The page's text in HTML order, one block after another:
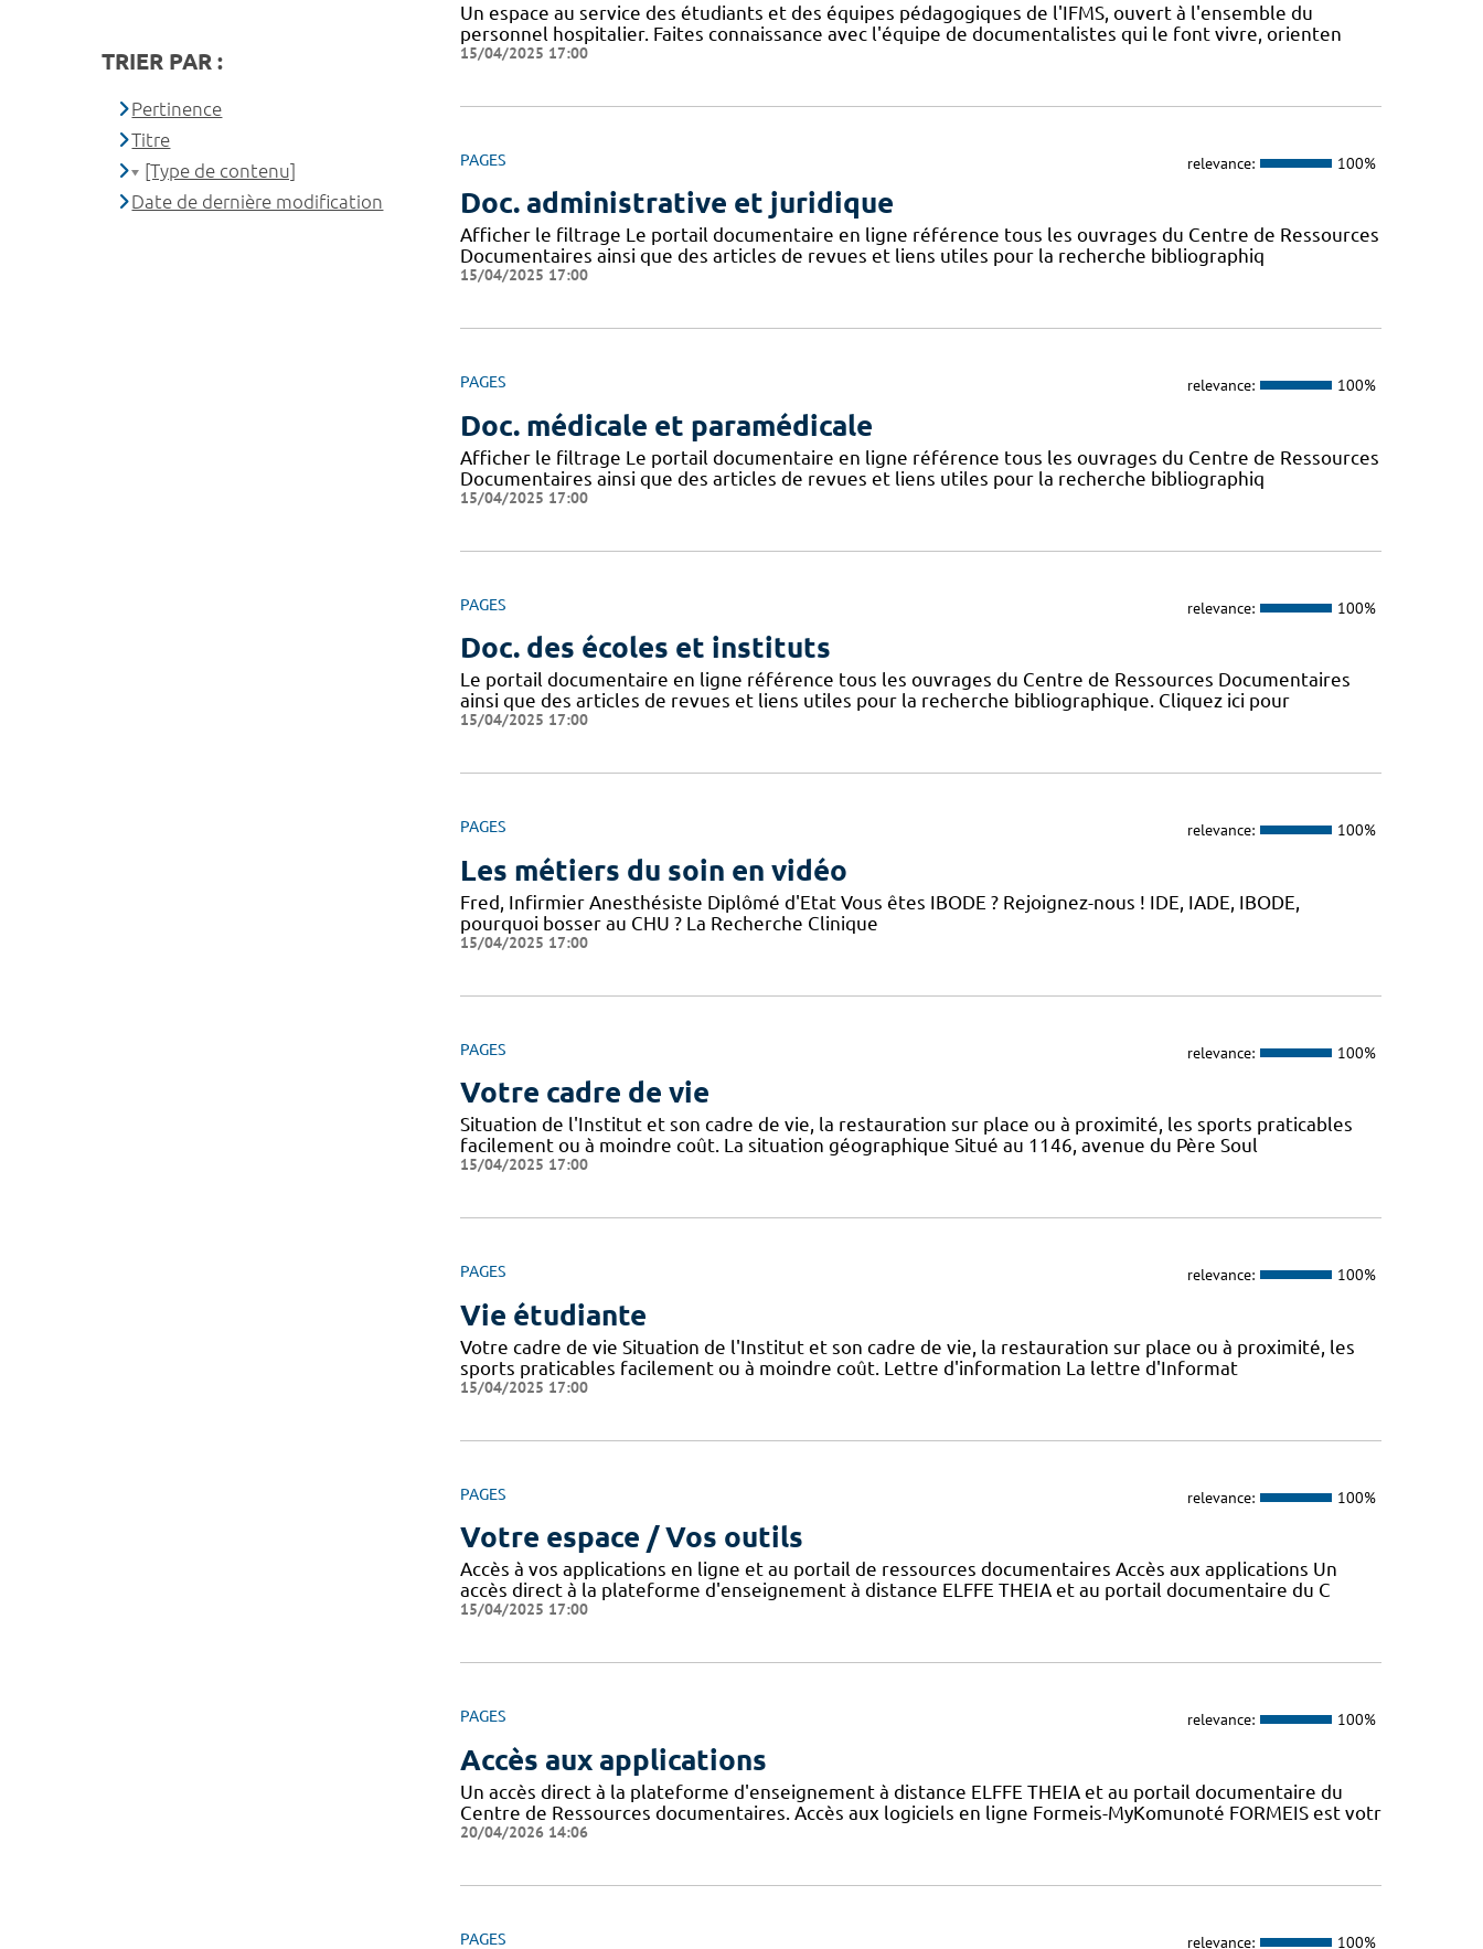
Un espace au service des étudiants et des équipes pédagogiques de l'IFMS, ouvert à l'ensemble du
personnel hospitalier. Faites connaissance avec l'équipe de documentalistes qui le font vivre, orienten
15/04/2025 17:00
PAGES relevance: 100%
Doc. administrative et juridique
Afficher le filtrage Le portail documentaire en ligne référence tous les ouvrages du Centre de Ressources
Documentaires ainsi que des articles de revues et liens utiles pour la recherche bibliographiq
15/04/2025 17:00
PAGES relevance: 100%
Doc. médicale et paramédicale
Afficher le filtrage Le portail documentaire en ligne référence tous les ouvrages du Centre de Ressources
Documentaires ainsi que des articles de revues et liens utiles pour la recherche bibliographiq
15/04/2025 17:00
PAGES relevance: 100%
Doc. des écoles et instituts
Le portail documentaire en ligne référence tous les ouvrages du Centre de Ressources Documentaires
ainsi que des articles de revues et liens utiles pour la recherche bibliographique. Cliquez ici pour
15/04/2025 17:00
PAGES relevance: 100%
Les métiers du soin en vidéo
Fred, Infirmier Anesthésiste Diplômé d'Etat Vous êtes IBODE ? Rejoignez-nous ! IDE, IADE, IBODE,
pourquoi bosser au CHU ? La Recherche Clinique
15/04/2025 17:00
PAGES relevance: 100%
Votre cadre de vie
Situation de l'Institut et son cadre de vie, la restauration sur place ou à proximité, les sports praticables
facilement ou à moindre coût. La situation géographique Situé au 1146, avenue du Père Soul
15/04/2025 17:00
PAGES relevance: 100%
Vie étudiante
Votre cadre de vie Situation de l'Institut et son cadre de vie, la restauration sur place ou à proximité, les
sports praticables facilement ou à moindre coût. Lettre d'information La lettre d'Informat
15/04/2025 17:00
PAGES relevance: 100%
Votre espace / Vos outils
Accès à vos applications en ligne et au portail de ressources documentaires Accès aux applications Un
accès direct à la plateforme d'enseignement à distance ELFFE THEIA et au portail documentaire du C
15/04/2025 17:00
PAGES relevance: 100%
Accès aux applications
Un accès direct à la plateforme d'enseignement à distance ELFFE THEIA et au portail documentaire du
Centre de Ressources documentaires. Accès aux logiciels en ligne Formeis-MyKomunoté FORMEIS est votr
20/04/2026 14:06
PAGES relevance: 100%
TRIER PAR :
Pertinence
Titre
[Type de contenu]
Date de dernière modification